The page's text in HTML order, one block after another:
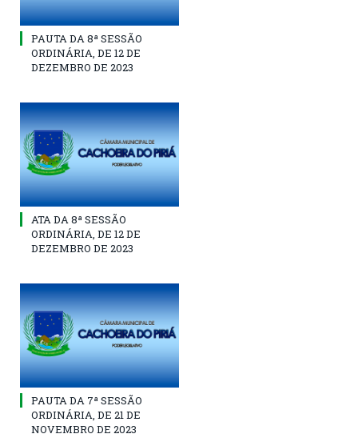
PAUTA DA 8ª SESSÃO
ORDINÁRIA, DE 12 DE
DEZEMBRO DE 2023
ATA DA 8ª SESSÃO
ORDINÁRIA, DE 12 DE
DEZEMBRO DE 2023
PAUTA DA 7ª SESSÃO
ORDINÁRIA, DE 21 DE
NOVEMBRO DE 2023